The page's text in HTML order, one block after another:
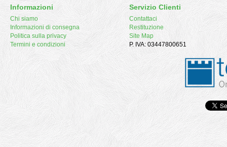
Informazioni
Chi siamo
Informazioni di consegna
Politica sulla privacy
Termini e condizioni
Servizio Clienti
Contattaci
Restituzione
Site Map
P. IVA: 03447800651